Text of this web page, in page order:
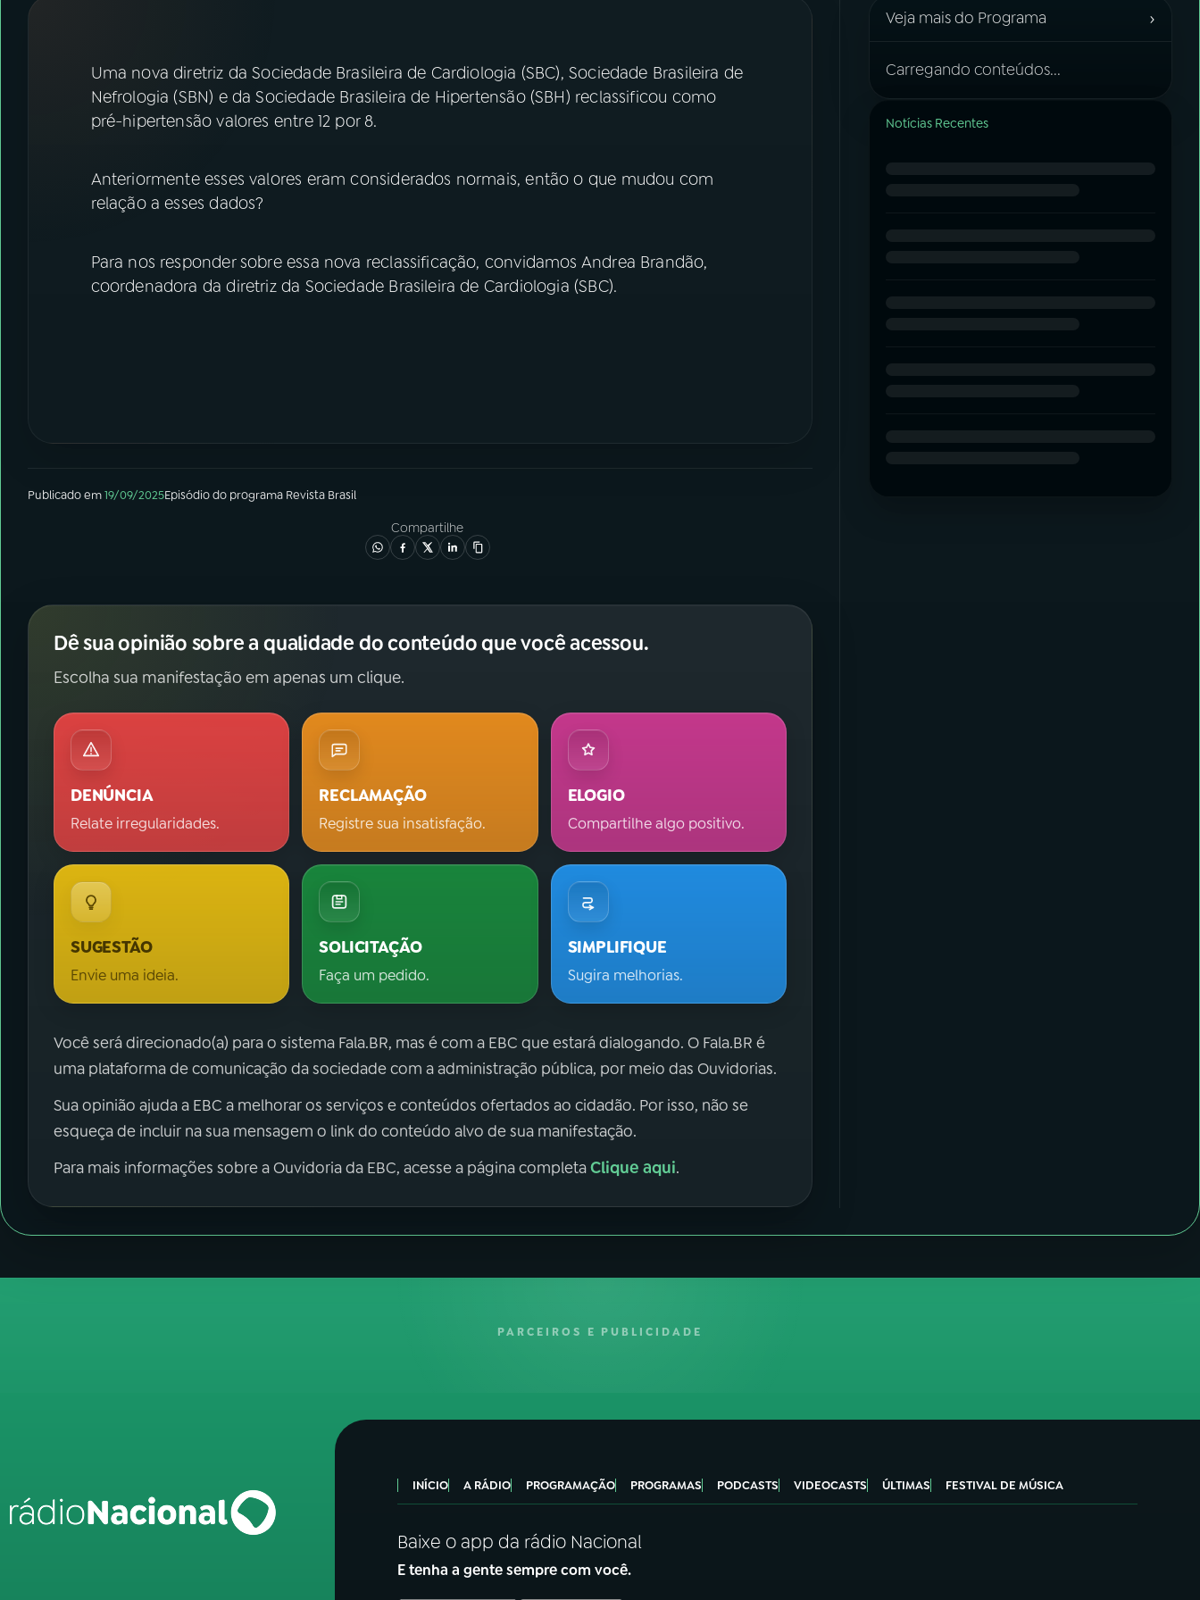
FESTIVAL DE MÚSICA
ACOMPANHE A RÁDIO NACIONAL
Instagram X
Uma nova diretriz da Sociedade Brasileira de Cardiologia (SBC), Sociedade Brasileira de
Nefrologia (SBN) e da Sociedade Brasileira de Hipertensão (SBH) reclassificou como
pré-hipertensão valores entre 12 por 8.
Anteriormente esses valores eram considerados normais, então o que mudou com
relação a esses dados?
Para nos responder sobre essa nova reclassificação, convidamos Andrea Brandão,
coordenadora da diretriz da Sociedade Brasileira de Cardiologia (SBC).
Publicado em19/09/2025Episódiodo programa Revista Brasil
Compartilhe
Dê sua opinião sobre a qualidade do conteúdo que você acessou.
Escolha sua manifestação em apenas um clique.
DENÚNCIA
Relate irregularidades.
RECLAMAÇÃO
Registre sua insatisfação.
ELOGIO
Compartilhe algo positivo.
SUGESTÃO
Envie uma ideia.
SOLICITAÇÃO
Faça um pedido.
SIMPLIFIQUE
Sugira melhorias.
Você será direcionado(a) para o sistema Fala.BR, mas é com a EBC que estará dialogando. O Fala.BR é
uma plataforma de comunicação da sociedade com a administração pública, por meio das Ouvidorias.
Sua opinião ajuda a EBC a melhorar os serviços e conteúdos ofertados ao cidadão. Por isso, não se
esqueça de incluir na sua mensagem o link do conteúdo alvo de sua manifestação.
Para mais informações sobre a Ouvidoria da EBC, acesse a página completaClique aqui.
Veja mais do Programa ›
Carregando conteúdos...
Notícias Recentes
PARCEIROS E PUBLICIDADE
INÍCIO A RÁDIO PROGRAMAÇÃO PROGRAMAS PODCASTS VIDEOCASTS ÚLTIMAS FESTIVAL DE MÚSICA
Baixe o app da rádio Nacional
E tenha a gente sempre com você.